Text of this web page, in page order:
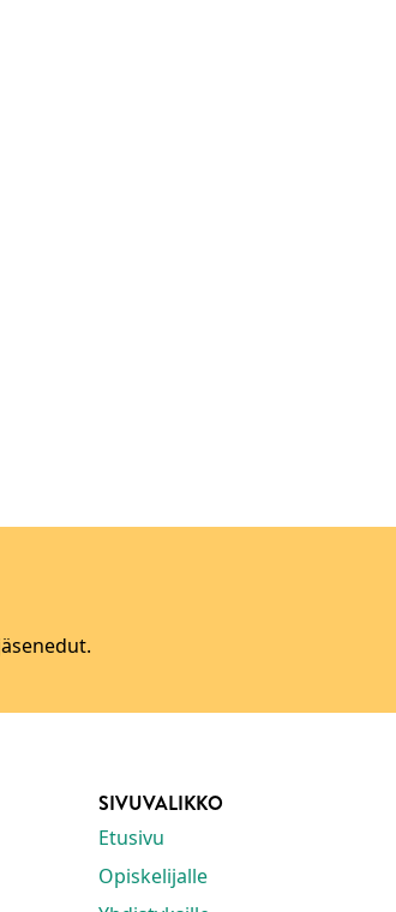
SIVUVALIKKO
Etusivu
Opiskelijalle